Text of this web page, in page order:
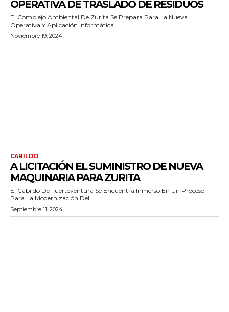
OPERATIVA DE TRASLADO DE RESIDUOS
El Complejo Ambiental De Zurita Se Prepara Para La Nueva
Operativa Y Aplicación Informática...
Noviembre 19, 2024
CABILDO
A LICITACIÓN EL SUMINISTRO DE NUEVA
MAQUINARIA PARA ZURITA
El Cabildo De Fuerteventura Se Encuentra Inmerso En Un Proceso
Para La Modernización Del...
Septiembre 11, 2024